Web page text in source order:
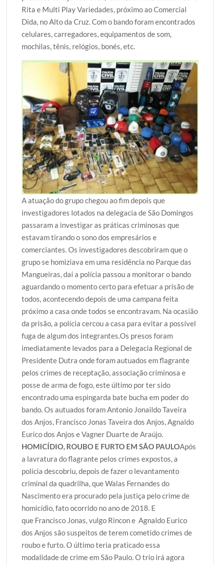
Rita e Multi Play Variedades, próximo ao Comercial
Dida, no Alto da Cruz. Com o bando foram encontrados
celulares, carregadores, equipamentos de som,
mochilas, tênis, relógios, bonés, etc.
A atuação do grupo chegou ao fim depois que
investigadores lotados na delegacia de São Domingos
passaram a investigar as práticas criminosas que
estavam tirando o sono dos empresários e
comerciantes. Os investigadores descobriram que o
grupo se homiziava em uma residência no Parque das
Mangueiras, daí a polícia passou a monitorar o bando
aguardando o momento certo para efetuar a prisão de
todos, acontecendo depois de uma campana feita
próximo a casa onde todos se encontravam. Na ocasião
da prisão, a polícia cercou a casa para evitar a possível
fuga de algum dos integrantes.Os presos foram
imediatamente levados para a Delegacia Regional de
Presidente Dutra onde foram autuados em flagrante
pelos crimes de receptação, associação criminosa e
posse de arma de fogo, este último por ter sido
encontrado uma espingarda bate bucha em poder do
bando. Os autuados foram Antonio Jonaildo Taveira
dos Anjos, Francisco Jonas Taveira dos Anjos, Agnaldo
Eurico dos Anjos e Vagner Duarte de Araújo.
HOMICÍDIO, ROUBO E FURTO EM SÃO PAULOApós
a lavratura do flagrante pelos crimes expostos, a
polícia descobriu, depois de fazer o levantamento
criminal da quadrilha, que Walas Fernandes do
Nascimento era procurado pela justiça pelo crime de
homicídio, fato ocorrido no ano de 2018. E
que Francisco Jonas, vulgo Rincon e Agnaldo Eurico
dos Anjos são suspeitos de terem cometido crimes de
roubo e furto. O último teria praticado essa
modalidade de crime em São Paulo. O trio irá agora